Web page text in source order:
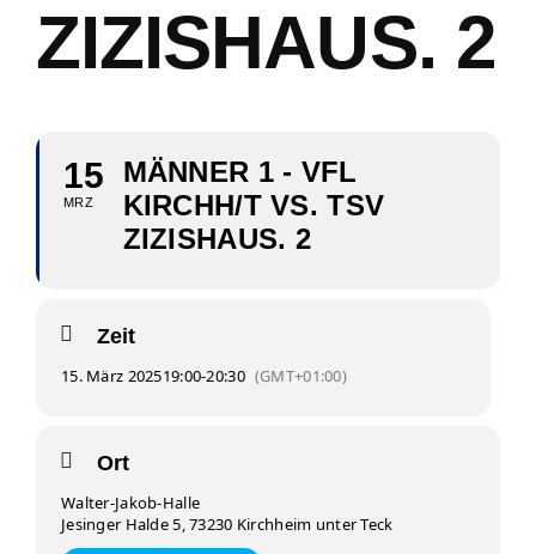
ZIZISHAUS. 2
15
MRZ
MÄNNER 1 - VFL
KIRCHH/T VS. TSV
ZIZISHAUS. 2
Zeit
15. März 202519:00-20:30 (GMT+01:00)
Ort
Walter-Jakob-Halle
Jesinger Halde 5, 73230 Kirchheim unter Teck